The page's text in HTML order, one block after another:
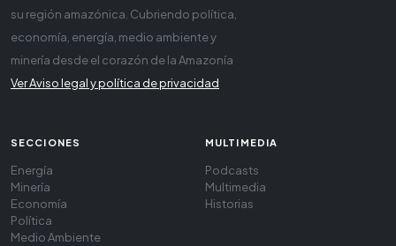
su región amazónica. Cubriendo política,
economía, energía, medio ambiente y
minería desde el corazón de la Amazonía
Ver Aviso legal y política de privacidad
SECCIONES
Energía
Minería
Economía
Política
Medio Ambiente
MULTIMEDIA
Podcasts
Multimedia
Historias